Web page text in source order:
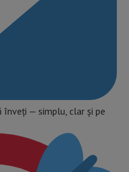
— simplu, clar și pe